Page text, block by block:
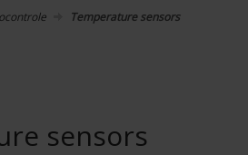
Temperature sensors
sensors